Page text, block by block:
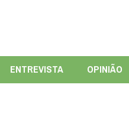
ENTREVISTA OPINIÃO